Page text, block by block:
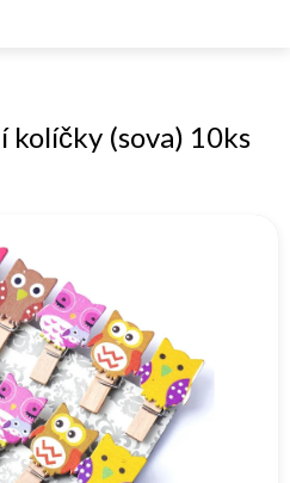
kolíčky (sova) 10ks